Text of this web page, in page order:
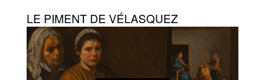
LE PIMENT DE VÉLASQUEZ